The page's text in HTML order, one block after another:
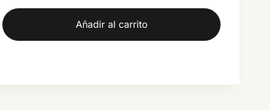
Añadir al carrito